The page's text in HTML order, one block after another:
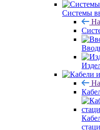
Системы